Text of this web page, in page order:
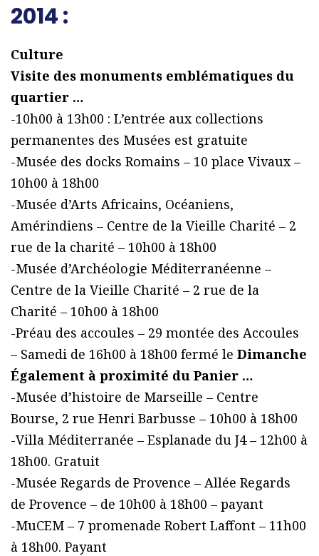
2014 :
Culture
Visite des monuments emblématiques du
quartier …
-10h00 à 13h00 : L’entrée aux collections
permanentes des Musées est gratuite
-Musée des docks Romains – 10 place Vivaux –
10h00 à 18h00
-Musée d’Arts Africains, Océaniens,
Amérindiens – Centre de la Vieille Charité – 2
rue de la charité – 10h00 à 18h00
-Musée d’Archéologie Méditerranéenne –
Centre de la Vieille Charité – 2 rue de la
Charité – 10h00 à 18h00
-Préau des accoules – 29 montée des Accoules
– Samedi de 16h00 à 18h00 fermé le Dimanche
Également à proximité du Panier …
-Musée d’histoire de Marseille – Centre
Bourse, 2 rue Henri Barbusse – 10h00 à 18h00
-Villa Méditerranée – Esplanade du J4 – 12h00 à
18h00. Gratuit
-Musée Regards de Provence – Allée Regards
de Provence – de 10h00 à 18h00 – payant
-MuCEM – 7 promenade Robert Laffont – 11h00
à 18h00. Payant